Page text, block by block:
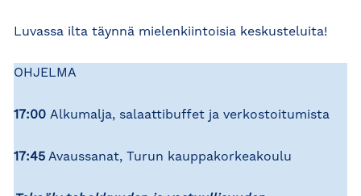
Luvassa ilta täynnä mielenkiintoisia keskusteluita!
OHJELMA
17:00 Alkumalja, salaattibuffet ja verkostoitumista
17:45 Avaussanat, Turun kauppakorkeakoulu